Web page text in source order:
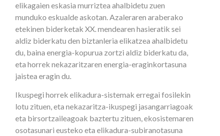
elikagaien eskasia murriztea ahalbidetu zuen
munduko eskualde askotan. Azaleraren araberako
etekinen biderketak XX. mendearen hasieratik sei
aldiz biderkatu den biztanleria elikatzea ahalbidetu
du, baina energia-kopurua zortzi aldiz biderkatu da,
eta horrek nekazaritzaren energia-eraginkortasuna
jaistea eragin du.
Ikuspegi horrek elikadura-sistemak erregai fosilekin
lotu zituen, eta nekazaritza-ikuspegi jasangarriagoak
eta birsortzaileagoak baztertu zituen, ekosistemaren
osotasunari eusteko eta elikadura-subiranotasuna